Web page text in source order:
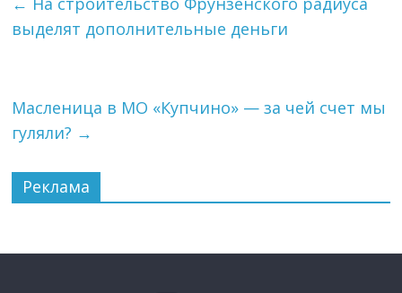
выделят дополнительные деньги
Масленица в МО «Купчино» — за чей счет мы
гуляли? →
Реклама